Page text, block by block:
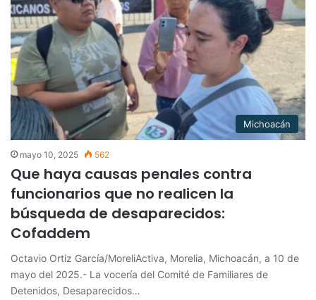
Michoacán
mayo 10, 2025 562
Que haya causas penales contra
funcionarios que no realicen la
búsqueda de desaparecidos:
Cofaddem
Octavio Ortiz García/MoreliActiva, Morelia, Michoacán, a 10 de
mayo del 2025.- La vocería del Comité de Familiares de
Detenidos, Desaparecidos…